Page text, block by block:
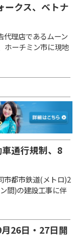
ークス、ベトナ
理店であるムーン
ーチミン市に現地
通行規制、8
市都市鉄道(メトロ)2
間)の建設工事に伴
26日・27日開